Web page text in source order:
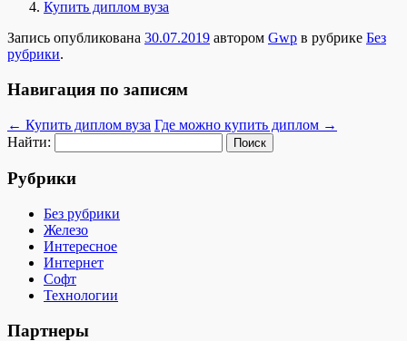
Купить диплом вуза
Запись опубликована 30.07.2019 автором Gwp в рубрике Без
рубрики.
Навигация по записям
← Купить диплом вуза Где можно купить диплом →
Найти:
Рубрики
Без рубрики
Железо
Интересное
Интернет
Софт
Технологии
Партнеры